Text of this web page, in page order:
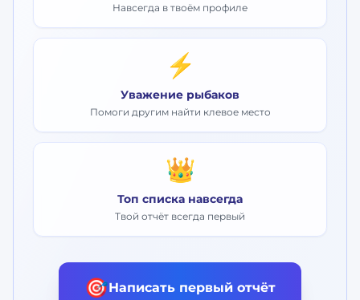
Навсегда в твоём профиле
⚡
Уважение рыбаков
Помоги другим найти клевое место
👑
Топ списка навсегда
Твой отчёт всегда первый
🎯Написать первый отчёт